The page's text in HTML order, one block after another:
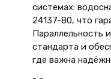
системах:
24137-80, что
Параллельность
стандарта и
где важна